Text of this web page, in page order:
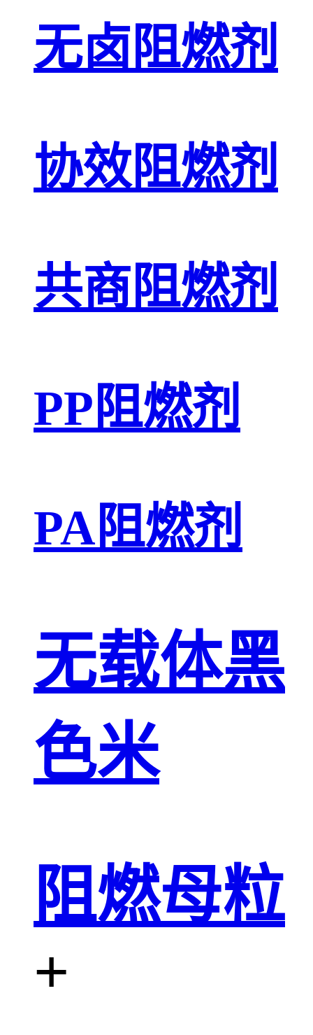
无卤阻燃剂
协效阻燃剂
共商阻燃剂
PP阻燃剂
PA阻燃剂
无载体黑
色米
阻燃母粒
+